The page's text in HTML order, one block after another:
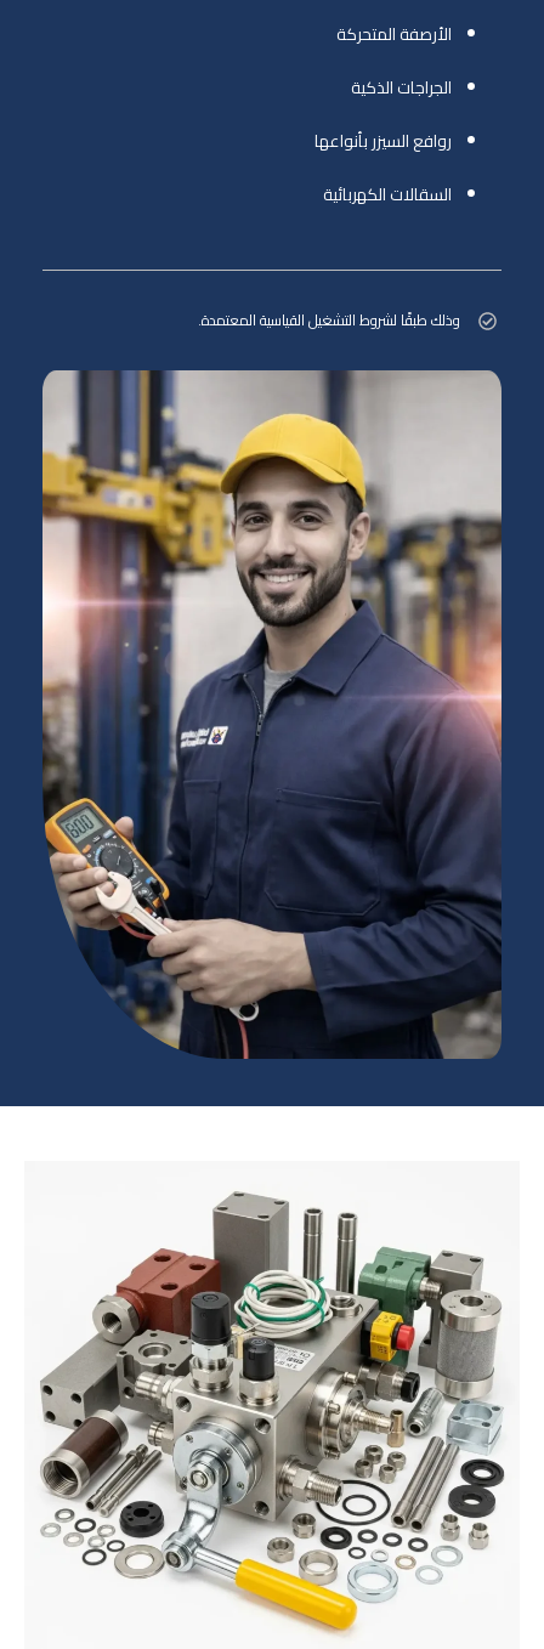
الأرصفة المتحركة
الجراجات الذكية
روافع السيزر بأنواعها
السقالات الكهربائية
وذلك طبقًا لشروط التشغيل القياسية المعتمدة.